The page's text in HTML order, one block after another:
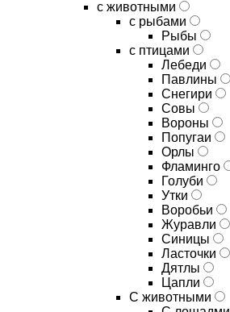
с животными
с рыбами
Рыбы
с птицами
Лебеди
Павлины
Снегири
Совы
Вороны
Попугаи
Орлы
Фламинго
Голуби
Утки
Воробьи
Журавли
Синицы
Ласточки
Дятлы
Цапли
С животными